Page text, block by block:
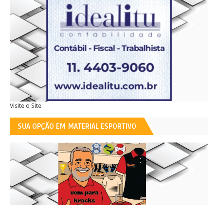
Visite o Site
SUA OPÇÃO EM MATERIAL ESPORTIVO